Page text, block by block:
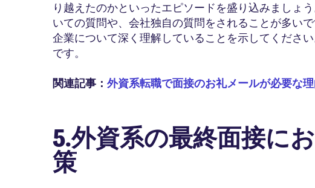
り越えたのかといったエピソードを盛り込みましょ
いての質問や、会社独自の質問をされることが多い
企業について深く理解していることを示してくださ
です。
関連記事： 外資系転職で面接のお礼メールが必要な
5.外資系の最終面接に
策